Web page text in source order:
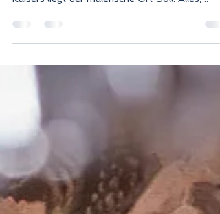
einer schneeweißen Traum Am Fuße des
Kaisers liegt der malerische Ort Söll. Alles,...